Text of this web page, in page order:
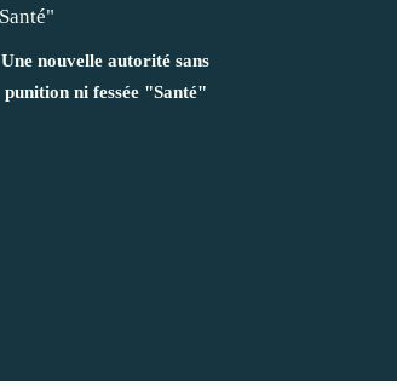
Une nouvelle autorité sans
punition ni fessée "Santé"